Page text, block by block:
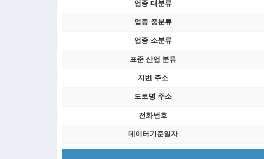
업종 대분류
업종 중분류
업종 소분류
표준 산업 분류
지번 주소
도로명 주소
전화번호
데이터기준일자